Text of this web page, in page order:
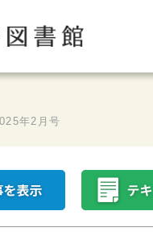
年2月号